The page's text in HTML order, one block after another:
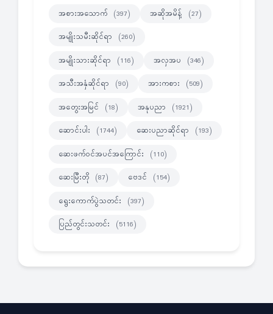
အစားအသောက် (397) အဆိုအမိန့် (27)
အမျိုးသမီးဆိုင်ရာ (260)
အမျိုးသားဆိုင်ရာ (116) အလှအပ (346)
အသီးအနှံဆိုင်ရာ (90) အားကစား (509)
အတွေးအမြင် (18) အနုပညာ (1921)
ဆောင်းပါး (1744) ဆေးပညာဆိုင်ရာ (193)
ဆေးဖက်ဝင်အပင်အကြောင်း (110)
ဆေးမြီးတို (87) ဗေဒင် (154)
ရွေးကောက်ပွဲသတင်း (397)
ပြည်တွင်းသတင်း (5116)